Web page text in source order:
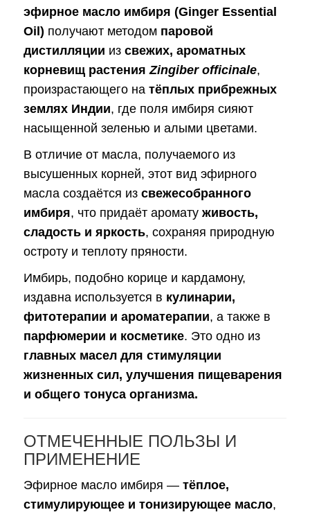
эфирное масло имбиря (Ginger Essential
Oil) получают методом паровой
дистилляции из свежих, ароматных
корневищ растенияZingiber officinale,
произрастающего на тёплых прибрежных
землях Индии, где поля имбиря сияют
насыщенной зеленью и алыми цветами.
В отличие от масла, получаемого из
высушенных корней, этот вид эфирного
масла создаётся из свежесобранного
имбиря, что придаёт аромату живость,
сладость и яркость, сохраняя природную
остроту и теплоту пряности.
Имбирь, подобно корице и кардамону,
издавна используется в кулинарии,
фитотерапии и ароматерапии, а также в
парфюмерии и косметике. Это одно из
главных масел для стимуляции
жизненных сил, улучшения пищеварения
и общего тонуса организма.
ОТМЕЧЕННЫЕ ПОЛЬЗЫ И
ПРИМЕНЕНИЕ
Эфирное масло имбиря — тёплое,
стимулирующее и тонизирующее масло,